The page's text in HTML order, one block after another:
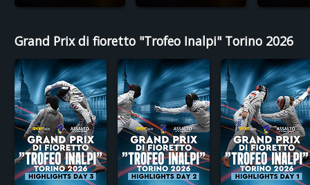
Grand Prix di fioretto "Trofeo Inalpi" Torino 2026